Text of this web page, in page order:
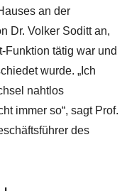
an der
Dr. Volker Soditt an,
Funktion tätig war und
wurde. „Ich
nahtlos
immer so“, sagt Prof.
des